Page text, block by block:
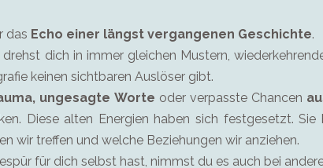
das Echo einer längst vergangenen Geschichte.
dich in immer gleichen Mustern,
keinen sichtbaren Auslöser gibt.
ungesagte Worte oder verpasste Chancen
Diese alten Energien haben sich festgesetzt.
wir treffen und welche Beziehungen wir anziehen.
für dich selbst hast, nimmst du es auch bei